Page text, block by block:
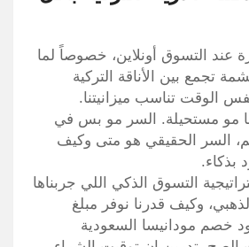
عند التسوق أونلاين، خصوصاً لما
تجمع بين الأناقة التركية
الوقت تناسب ميزانيتنا.
مو مستحيلة. السر مو بس في
السر الحقيقي هو متى وكيف
بذكاء.
التسوق الذكي اللي جربناها
وكيف قدرنا نوفر مبلغ
خصم مودانيسا السعودية